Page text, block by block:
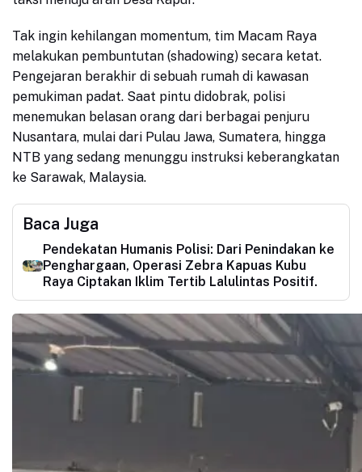
Tak ingin kehilangan momentum, tim Macam Raya
melakukan pembuntutan (shadowing) secara ketat.
Pengejaran berakhir di sebuah rumah di kawasan
pemukiman padat. Saat pintu didobrak, polisi
menemukan belasan orang dari berbagai penjuru
Nusantara, mulai dari Pulau Jawa, Sumatera, hingga
NTB yang sedang menunggu instruksi keberangkatan
ke Sarawak, Malaysia.
Baca Juga
Pendekatan Humanis Polisi: Dari Penindakan ke
Penghargaan, Operasi Zebra Kapuas Kubu
Raya Ciptakan Iklim Tertib Lalulintas Positif.